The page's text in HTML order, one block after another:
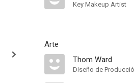
Key Makeup Artist
Arte
Thom Ward
Diseño de